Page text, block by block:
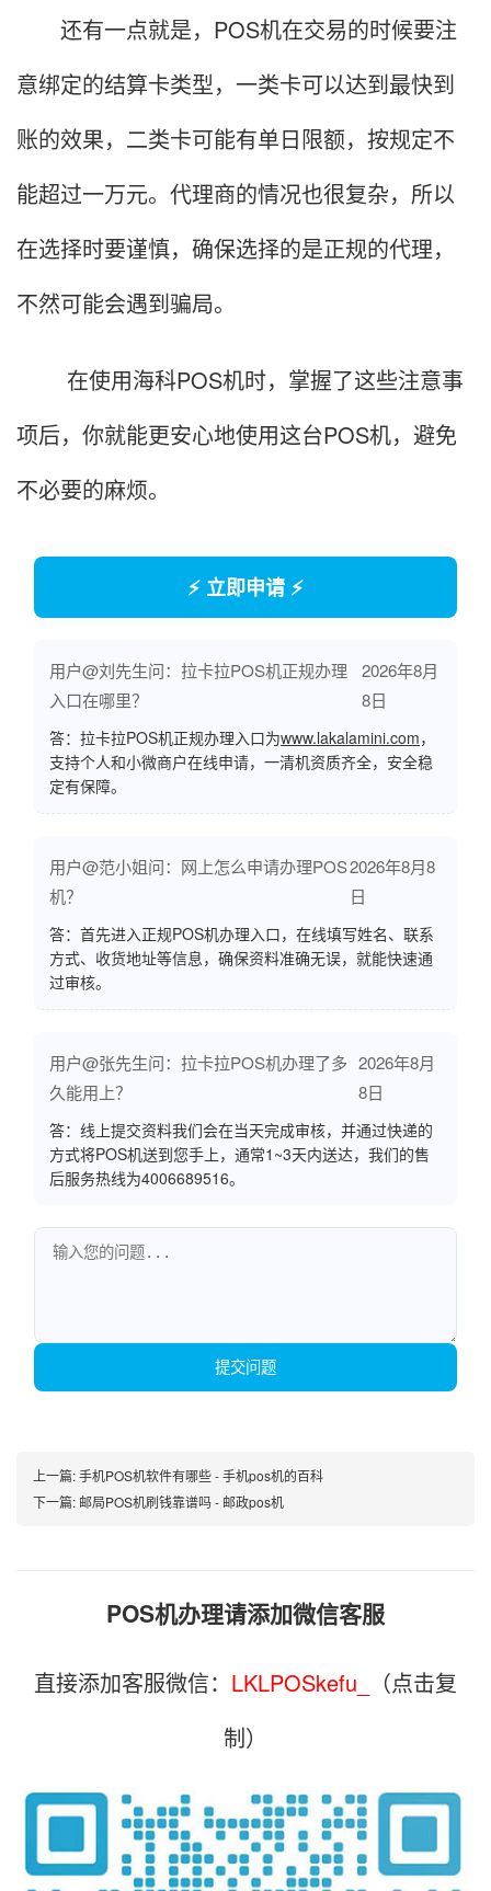
还有一点就是，POS机在交易的时候要注
意绑定的结算卡类型，一类卡可以达到最快到
账的效果，二类卡可能有单日限额，按规定不
能超过一万元。代理商的情况也很复杂，所以
在选择时要谨慎，确保选择的是正规的代理，
不然可能会遇到骗局。
在使用海科POS机时，掌握了这些注意事
项后，你就能更安心地使用这台POS机，避免
不必要的麻烦。
⚡ 立即申请 ⚡
用户@刘先生问：拉卡拉POS机正规办理
入口在哪里？
2026年8月
8日
答：拉卡拉POS机正规办理入口为www.lakalamini.com，
支持个人和小微商户在线申请，一清机资质齐全，安全稳
定有保障。
用户@范小姐问：网上怎么申请办理POS
机？
2026年8月8
日
答：首先进入正规POS机办理入口，在线填写姓名、联系
方式、收货地址等信息，确保资料准确无误，就能快速通
过审核。
用户@张先生问：拉卡拉POS机办理了多
久能用上？
2026年8月
8日
答：线上提交资料我们会在当天完成审核，并通过快递的
方式将POS机送到您手上，通常1~3天内送达，我们的售
后服务热线为4006689516。
提交问题
上一篇:手机POS机软件有哪些 - 手机pos机的百科
下一篇: 邮局POS机刷钱靠谱吗 - 邮政pos机
POS机办理请添加微信客服
直接添加客服微信： LKLPOSkefu_
（点击复
制）